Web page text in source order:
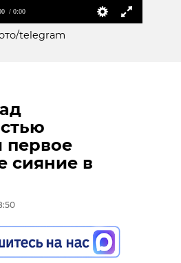
/ 0:00
telegram
первое
сияние в
статьей: